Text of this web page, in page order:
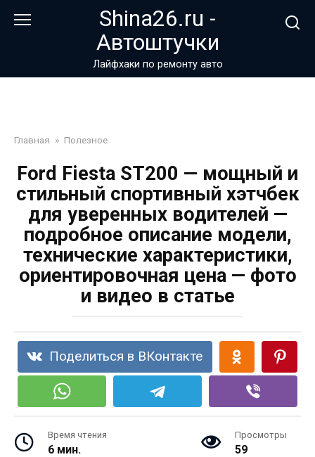
Shina26.ru -
Автоштучки
Лайфхаки по ремонту авто
Главная » Полезное
Ford Fiesta ST200 — мощный и
стильный спортивный хэтчбек
для уверенных водителей —
подробное описание модели,
технические характеристики,
ориентировочная цена — фото
и видео в статье
Поделиться в ВКонтакте
Время чтения
6 мин.
Просмотры
59